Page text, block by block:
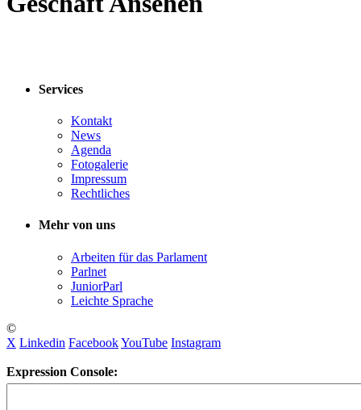
Services
Kontakt
News
Agenda
Fotogalerie
Impressum
Rechtliches
Mehr von uns
Arbeiten für das Parlament
Parlnet
JuniorParl
Leichte Sprache
©
X Linkedin FacebookYouTube Instagram
Expression Console: